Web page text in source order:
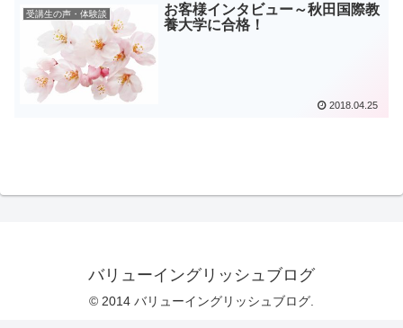
受講生の声・体験談
お客様インタビュー～秋田国際教
養大学に合格！
2018.04.25
バリューイングリッシュブログ
© 2014 バリューイングリッシュブログ.